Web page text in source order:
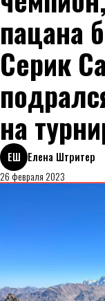
пацана
Серик
на
ЕШ Елена Штритер
26 февраля 2023